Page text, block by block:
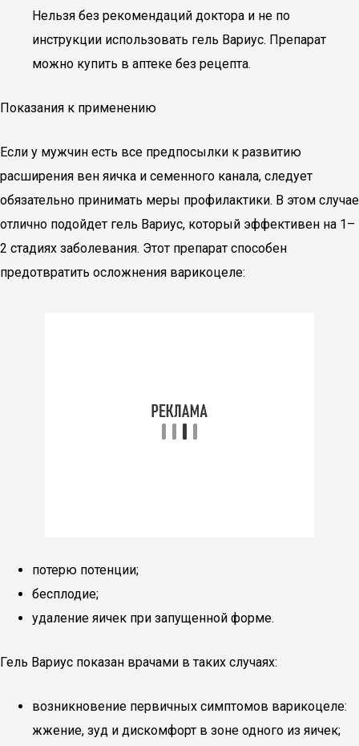
Нельзя без рекомендаций доктора и не по
инструкции использовать гель Вариус. Препарат
можно купить в аптеке без рецепта.
Показания к применению
Если у мужчин есть все предпосылки к развитию
расширения вен яичка и семенного канала, следует
обязательно принимать меры профилактики. В этом случае
отлично подойдет гель Вариус, который эффективен на 1–
2 стадиях заболевания. Этот препарат способен
предотвратить осложнения варикоцеле:
потерю потенции;
бесплодие;
удаление яичек при запущенной форме.
Гель Вариус показан врачами в таких случаях:
возникновение первичных симптомов варикоцеле:
жжение, зуд и дискомфорт в зоне одного из яичек;